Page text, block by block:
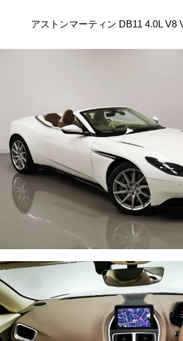
アストンマーティン DB11 4.0L V8